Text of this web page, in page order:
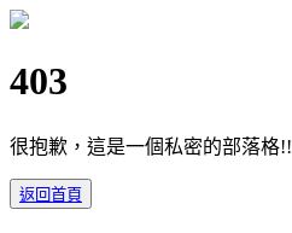
403
很抱歉，這是一個私密的部落格!!
返回首頁